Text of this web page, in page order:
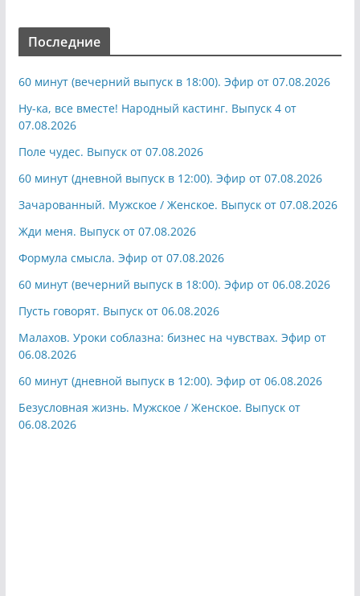
Последние
60 минут (вечерний выпуск в 18:00). Эфир от 07.08.2026
Ну-ка, все вместе! Народный кастинг. Выпуск 4 от
07.08.2026
Поле чудес. Выпуск от 07.08.2026
60 минут (дневной выпуск в 12:00). Эфир от 07.08.2026
Зачарованный. Мужское / Женское. Выпуск от 07.08.2026
Жди меня. Выпуск от 07.08.2026
Формула смысла. Эфир от 07.08.2026
60 минут (вечерний выпуск в 18:00). Эфир от 06.08.2026
Пусть говорят. Выпуск от 06.08.2026
Малахов. Уроки соблазна: бизнес на чувствах. Эфир от
06.08.2026
60 минут (дневной выпуск в 12:00). Эфир от 06.08.2026
Безусловная жизнь. Мужское / Женское. Выпуск от
06.08.2026